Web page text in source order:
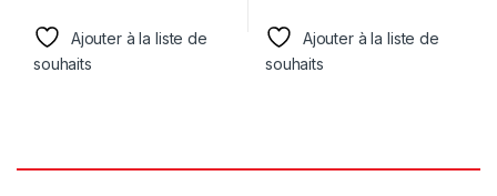
Ajouter à la liste de
souhaits
Ajouter à la liste de
souhaits